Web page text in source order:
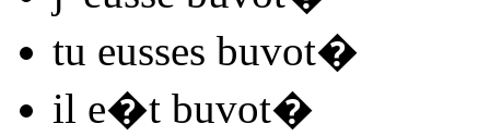
tu eusses buvot�
il e�t buvot�